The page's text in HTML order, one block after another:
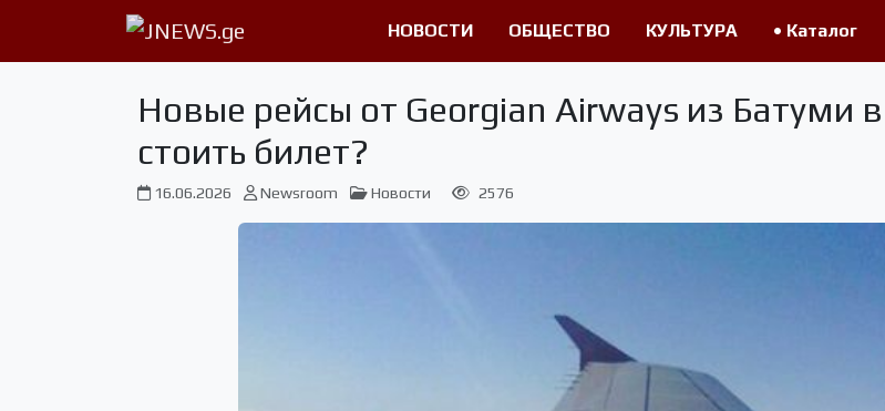
НОВОСТИ ОБЩЕСТВО КУЛЬТУРА • Каталог
Новые рейсы от Georgian Airways из Батуми
стоить билет?
16.06.2026 Newsroom Новости 2576